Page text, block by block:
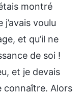
montré
voulu
et qu’il ne
de soi !
et je devais
connaître. Alors